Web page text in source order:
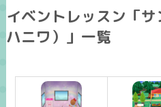
イベントレッスン「
ハニワ）」一覧